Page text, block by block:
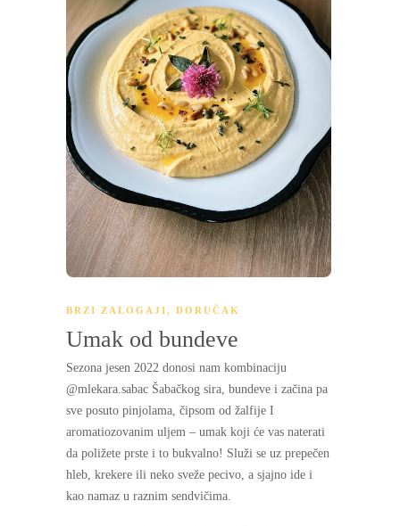
BRZI ZALOGAJI, DORUČAK
Umak od bundeve
Sezona jesen 2022 donosi nam kombinaciju
@mlekara.sabac Šabačkog sira, bundeve i začina pa
sve posuto pinjolama, čipsom od žalfije I
aromatiozovanim uljem – umak koji će vas naterati
da poližete prste i to bukvalno! Služi se uz prepečen
hleb, krekere ili neko sveže pecivo, a sjajno ide i
kao namaz u raznim sendvičima.